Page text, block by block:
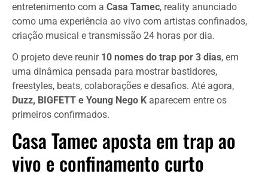
entretenimento com a Casa Tamec, reality anunciado
como uma experiência ao vivo com artistas confinados,
criação musical e transmissão 24 horas por dia.
O projeto deve reunir 10 nomes do trap por 3 dias, em
uma dinâmica pensada para mostrar bastidores,
freestyles, beats, colaborações e desafios. Até agora,
Duzz, BIGFETT e Young Nego K aparecem entre os
primeiros confirmados.
Casa Tamec aposta em trap ao
vivo e confinamento curto